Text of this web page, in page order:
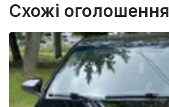
Схожі оголошення